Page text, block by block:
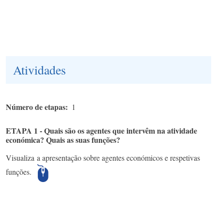
Atividades
Número de etapas 1
ETAPA 1 - Quais são os agentes que intervêm na atividade
económica? Quais as suas funções?
Visualiza a apresentação sobre agentes económicos e respetivas
funções.